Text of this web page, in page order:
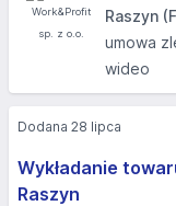
Raszyn
umowa
wideo
Wykładanie
Raszyn
Dodana 28 lipca